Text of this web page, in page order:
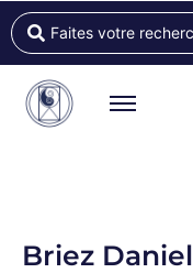
Briez Daniel